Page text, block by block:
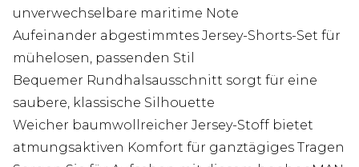
unverwechselbare maritime Note
Aufeinander abgestimmtes Jersey-Shorts-Set für
mühelosen, passenden Stil
Bequemer Rundhalsausschnitt sorgt für eine
saubere, klassische Silhouette
Weicher baumwollreicher Jersey-Stoff bietet
atmungsaktiven Komfort für ganztägiges Tragen